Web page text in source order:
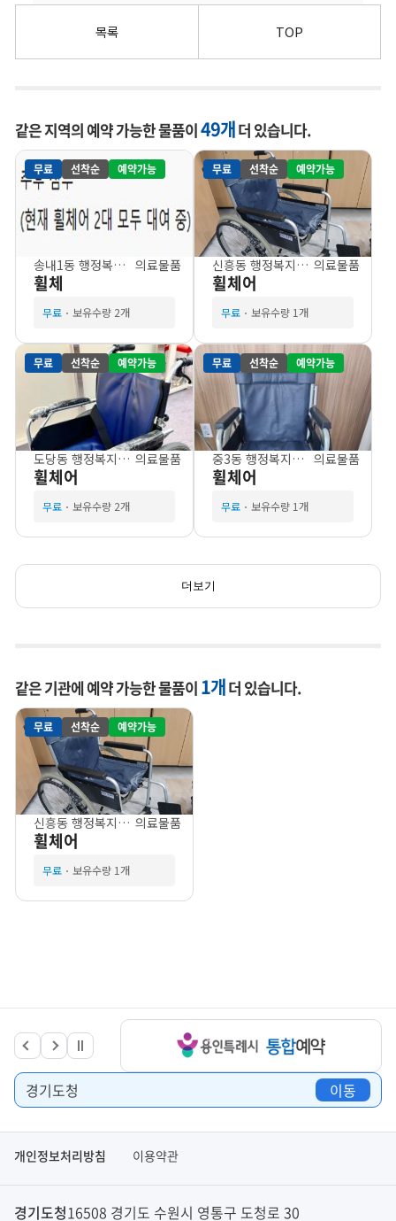
목록 TOP
같은 지역의 예약 가능한 물품이49개더 있습니다.
무료 선착순 예약가능
송내1동 행정복지센터 의료물품
휠체
무료 보유수량 2개
무료 선착순 예약가능
신흥동 행정복지센터 의료물품
휠체어
무료 보유수량 1개
무료 선착순 예약가능
도당동 행정복지센터 의료물품
휠체어
무료 보유수량 2개
무료 선착순 예약가능
중3동 행정복지센터 의료물품
휠체어
무료 보유수량 1개
더보기
같은 기관에 예약 가능한 물품이 1개더 있습니다.
무료 선착순 예약가능
신흥동 행정복지센터 의료물품
휠체어
무료 보유수량 1개
경기도청 이동
개인정보처리방침 이용약관
경기도청16508 경기도 수원시 영통구 도청로 30